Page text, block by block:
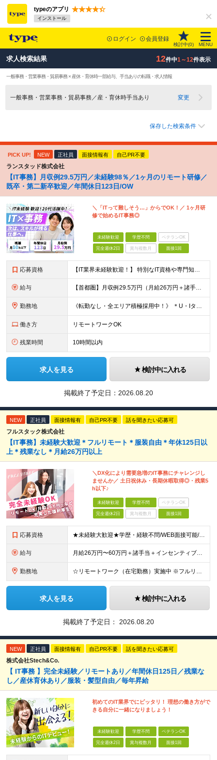
typeのアプリ
インストール
ログイン 会員登録
検討中(0) MENU
求人検索結果 12件中1～12件表示
一般事務・営業事務・貿易事務 × 産休・育休時一部給与、手当ありの転職・求人情報
一般事務・営業事務・貿易事務／産・育休時手当あり 変更
保存した検索条件
PICK UP! NEW 正社員 面接情報有 自己PR不要
ランスタッド株式会社
【IT事務】月収例29.5万円／未経験98％／1ヶ月のリモート研修／
既卒・第二新卒歓迎／年間休日123日/OW
＼「ITって難しそう…」からでOK！／ 1ヶ月研
修で始めるIT事務◎
未経験歓迎 学歴不問 ベテランOK
完全週休2日 賞与複数月 面接1回
応募資格 【IT業界未経験歓迎！】 特別なIT資格や専門知識は必要ありません。 ・学歴不問（文系・理系不問） ・第二新卒、既卒の方も歓迎 ・20代を中心に幅広い年代が活躍中 ・基本的なPC操作ができる方 ・タ
給与 【首都圏】月収例29.5万円（月給26万円＋諸手当） 【東海・関西】月収例28.5万円（月給25万円＋諸手当） 【九州】月収例26万円（月給23万円＋諸手当） ※経験・スキル・前職給与を踏まえ、総合
勤務地 《転勤なし・全エリア積極採用中！》 ＊U・Iターンも歓迎 ＊研修はオンライン実施 ★勤務エリアは下記よりお選びいただけます★ 【首都圏】東京・神奈川・千葉・埼玉 【東海】愛知 【関西】大阪、京都、兵庫
働き方 リモートワークOK
残業時間 10時間以内
求人を見る 検討中に入れる
掲載終了予定日： 2026.08.20
NEW 正社員 面接情報有 自己PR不要 話を聞きたい応募可
フルスタック株式会社
【IT事務】未経験大歓迎＊フルリモート＊服装自由＊年休125日以
上＊残業なし＊月給26万円以上
＼DX化により需要急増のIT事務にチャレンジし
ませんか／ 土日祝休み・長期休暇取得◎・残業5
h以下♪
未経験歓迎 学歴不問 ベテランOK
完全週休2日 賞与複数月 面接1回
応募資格 ★未経験大歓迎★学歴・経験不問/WEB面接可能/I・Uターン大歓迎/引越支援アリ ▼未経験歓迎＆完全人柄採用！▼ 経験は一切不問！ 普段はSNSしか使わないけど不安だな・・・そんな方もOKです★ 面
給与 月給26万円〜60万円＋諸手当＋インセンティブ（２種）＋賞与 ★Point 設立から9ヶ月で全社員2万円の昇給実績 ※成果はしっかりと還元いたします！ ★Point 100％年収UPでの待遇提示
勤務地 ☆リモートワーク（在宅勤務）実施中 ※フルリモート可 【グループ本社】東京都中央区八丁堀3-6-6 アド京橋ビル2F ∟宝町駅 5分/京橋駅 7分/八丁堀駅7分/JR東京駅10分 【プロジェクト先
求人を見る 検討中に入れる
掲載終了予定日： 2026.08.20
NEW 正社員 面接情報有 自己PR不要 話を聞きたい応募可
株式会社Stech&Co.
【 IT事務 】完全未経験／リモートあり／年間休日125日／残業な
し／産休育休あり／服装・髪型自由／毎年昇給
初めてのIT業界でにピッタリ！ 理想の働き方がで
きる自分に一緒になりましょう！
未経験歓迎 学歴不問 ベテランOK
完全週休2日 賞与複数月 面接1回